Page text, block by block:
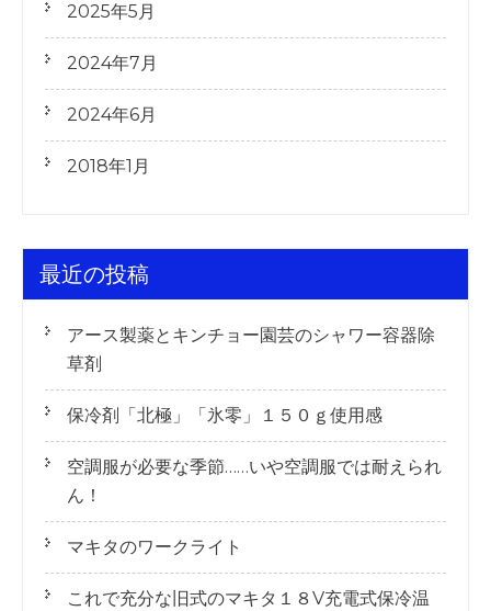
2025年5月
2024年7月
2024年6月
2018年1月
最近の投稿
アース製薬とキンチョー園芸のシャワー容器除
草剤
保冷剤「北極」「氷零」１５０ｇ使用感
空調服が必要な季節……いや空調服では耐えられ
ん！
マキタのワークライト
これで充分な旧式のマキタ１８V充電式保冷温